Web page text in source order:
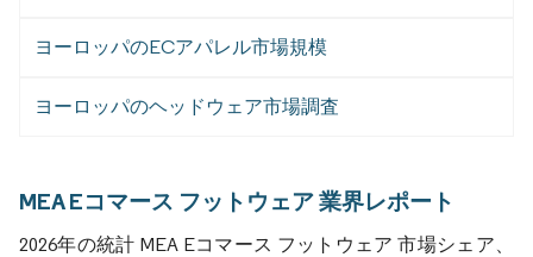
ヨーロッパのECアパレル市場規模
ヨーロッパのヘッドウェア市場調査
MEA Eコマース フットウェア 業界レポート
2026年の統計 MEA Eコマース フットウェア 市場シェア、